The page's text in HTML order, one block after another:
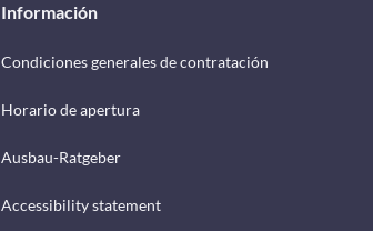
Información
Condiciones generales de contratación
Horario de apertura
Ausbau-Ratgeber
Accessibility statement